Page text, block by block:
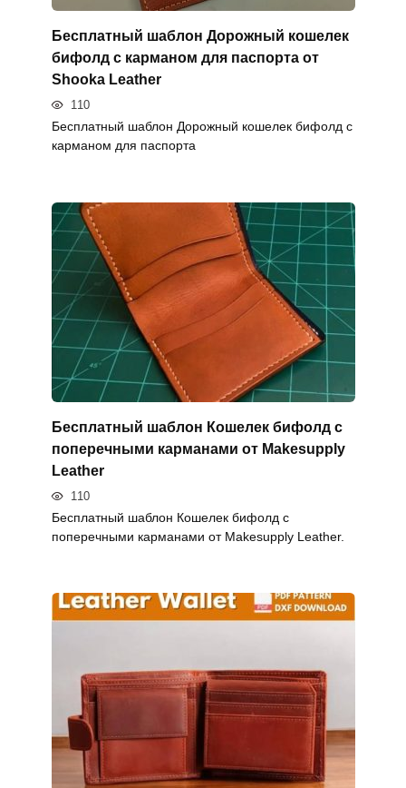
Бесплатный шаблон Дорожный кошелек
бифолд с карманом для паспорта от
Shooka Leather
110
Бесплатный шаблон Дорожный кошелек бифолд с
карманом для паспорта
Бесплатный шаблон Кошелек бифолд с
поперечными карманами от Makesupply
Leather
110
Бесплатный шаблон Кошелек бифолд с
поперечными карманами от Makesupply Leather.